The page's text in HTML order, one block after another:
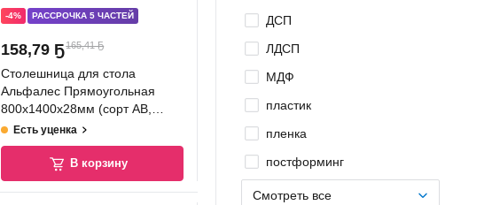
-4% РАССРОЧКА 5 ЧАСТЕЙ
158,79 Ҕ165,41 Ҕ
Столешница для стола
Альфалес Прямоугольная
800x1400x28мм (сорт АВ,
хвоя)Есть уценка
В корзину
ДСП
ЛДСП
МДФ
пластик
пленка
постформинг
Смотреть все